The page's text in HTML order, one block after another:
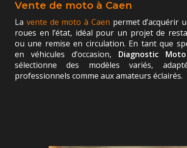
Vente de moto à Caen
La vente de moto à Caen permet d’acquérir
roues en l’état, idéal pour un projet de
ou une remise en circulation. En tant que
en véhicules d’occasion, Diagnostic
sélectionne des modèles variés,
professionnels comme aux amateurs éclairés.